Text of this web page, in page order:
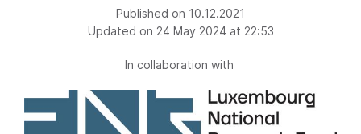
Published on 10.12.2021
Updated on 24 May 2024 at 22:53
In collaboration with